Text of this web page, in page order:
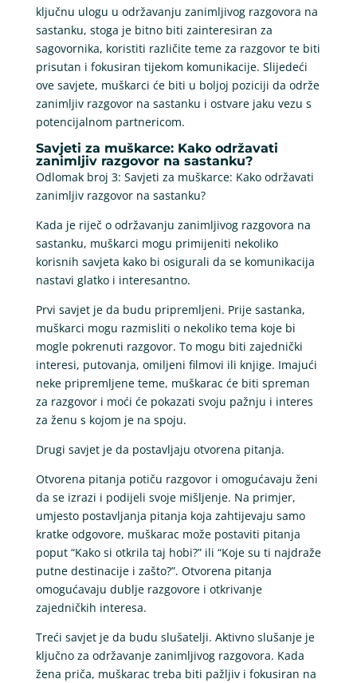
ključnu ulogu u održavanju zanimljivog razgovora na
sastanku, stoga je bitno biti zainteresiran za
sagovornika, koristiti različite teme za razgovor te biti
prisutan i fokusiran tijekom komunikacije. Slijedeći
ove savjete, muškarci će biti u boljoj poziciji da održe
zanimljiv razgovor na sastanku i ostvare jaku vezu s
potencijalnom partnericom.
Savjeti za muškarce: Kako održavati
zanimljiv razgovor na sastanku?
Odlomak broj 3: Savjeti za muškarce: Kako održavati
zanimljiv razgovor na sastanku?
Kada je riječ o održavanju zanimljivog razgovora na
sastanku, muškarci mogu primijeniti nekoliko
korisnih savjeta kako bi osigurali da se komunikacija
nastavi glatko i interesantno.
Prvi savjet je da budu pripremljeni. Prije sastanka,
muškarci mogu razmisliti o nekoliko tema koje bi
mogle pokrenuti razgovor. To mogu biti zajednički
interesi, putovanja, omiljeni filmovi ili knjige. Imajući
neke pripremljene teme, muškarac će biti spreman
za razgovor i moći će pokazati svoju pažnju i interes
za ženu s kojom je na spoju.
Drugi savjet je da postavljaju otvorena pitanja.
Otvorena pitanja potiču razgovor i omogućavaju ženi
da se izrazi i podijeli svoje mišljenje. Na primjer,
umjesto postavljanja pitanja koja zahtijevaju samo
kratke odgovore, muškarac može postaviti pitanja
poput “Kako si otkrila taj hobi?” ili “Koje su ti najdraže
putne destinacije i zašto?”. Otvorena pitanja
omogućavaju dublje razgovore i otkrivanje
zajedničkih interesa.
Treći savjet je da budu slušatelji. Aktivno slušanje je
ključno za održavanje zanimljivog razgovora. Kada
žena priča, muškarac treba biti pažljiv i fokusiran na